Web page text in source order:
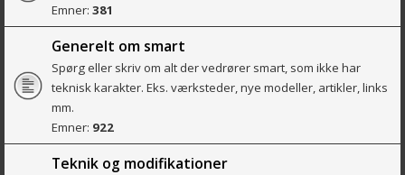
Emner: 381
Generelt om smart
Spørg eller skriv om alt der vedrører smart, som ikke har
teknisk karakter. Eks. værksteder, nye modeller, artikler, links
mm.
Emner: 922
Teknik og modifikationer